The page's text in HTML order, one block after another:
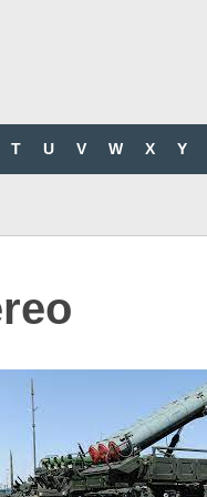
T U V W X Y